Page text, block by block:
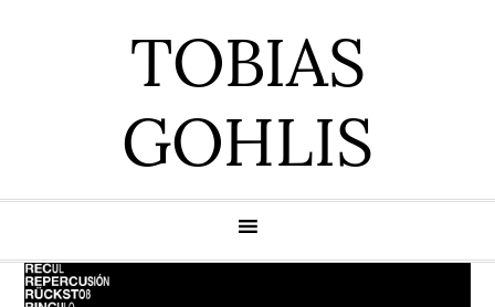
TOBIAS
GOHLIS